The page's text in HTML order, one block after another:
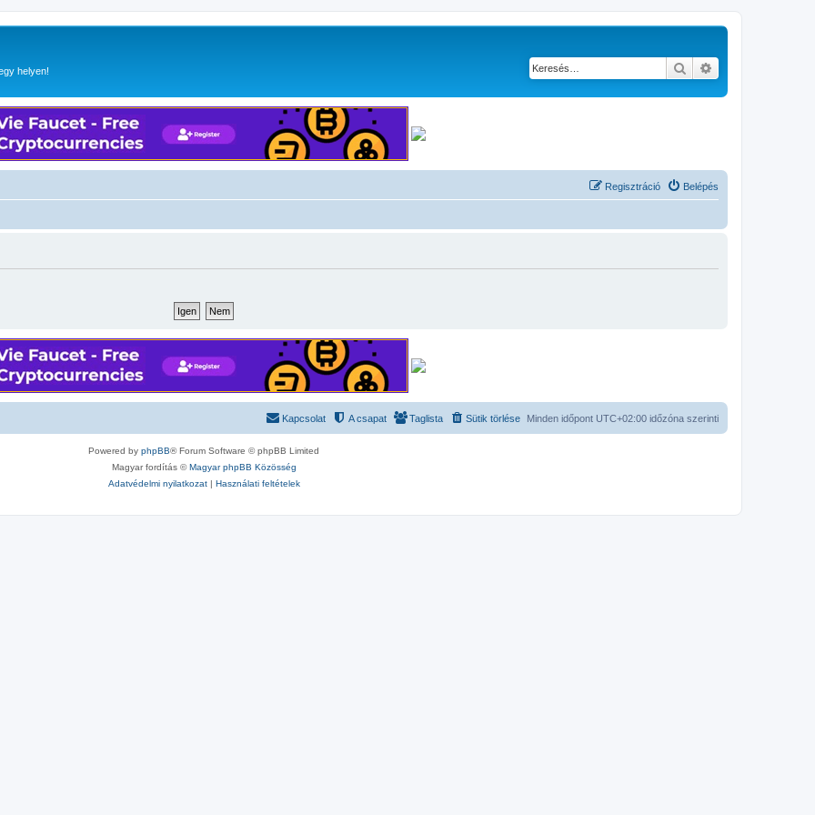
helyen! Keresés
Belépés
Regisztráció
Minden időpont UTC+02:00 időzóna szerinti
Sütik törlése
Taglista
A csapat
Kapcsolat
Powered by phpBB® Forum Software © phpBB Limited
Magyar fordítás ©Magyar phpBB Közösség
Adatvédelmi nyilatkozat| Használati feltételek